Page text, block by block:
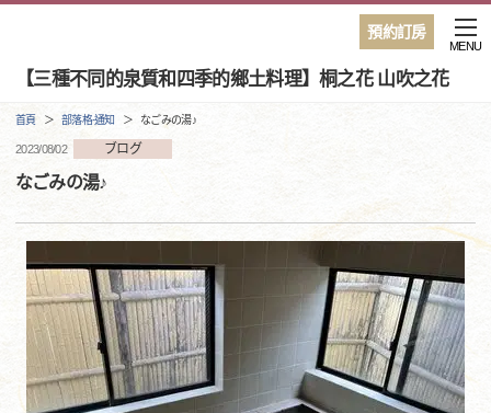
預約訂房
【三種不同的泉質和四季的鄉土料理】桐之花 山吹之花
MENU
首頁 部落格·通知 なごみの湯♪
2023/08/02 ブログ
なごみの湯♪